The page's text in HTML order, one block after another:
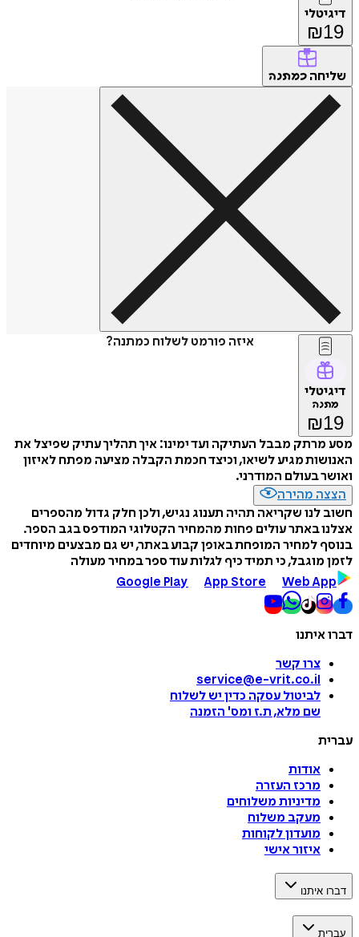
דיגיטלי
₪19
שליחה כמתנה
איזה פורמט לשלוח כמתנה?
דיגיטלי
מתנה
₪19
מסע מרתק מבבל העתיקה ועד ימינו: איך תהליך עתיק שפיצל את
האנושות מגיע לשיאו, וכיצד חכמת הקבלה מציעה מפתח לאיזון
ואושר בעולם המודרני.
הצצה מהירה
חשוב לנו שקריאה תהיה תענוג נגיש, ולכן חלק גדול מהספרים
אצלנו באתר עולים פחות מהמחיר הקטלוגי המודפס בגב הספר.
בנוסף למחיר המופחת באופן קבוע באתר, יש גם מבצעים מיוחדים
לזמן מוגבל, כי תמיד כיף לגלות עוד ספר במחיר מעולה
Google Play
App Store Web App
דברו איתנו
צרו קשר
service@e-vrit.co.il
לביטול עסקה כדין יש לשלוח
שם מלא, ת.ז ומס' הזמנה
עברית
אודות
מרכז העזרה
מדיניות משלוחים
מעקב משלוח
מועדון לקוחות
איזור אישי
דברו איתנו
עברית